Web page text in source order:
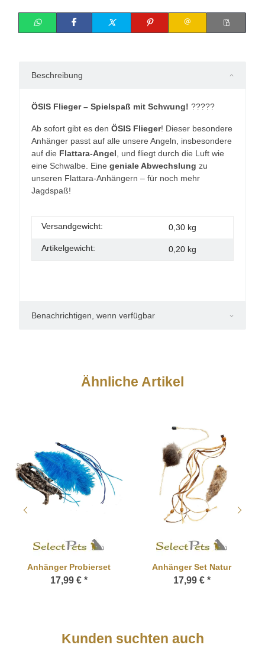
Beschreibung
ÖSIS Flieger – Spielspaß mit Schwung! ?????
Ab sofort gibt es den ÖSIS Flieger! Dieser besondere
Anhänger passt auf alle unsere Angeln, insbesondere
auf die Flattara-Angel , und fliegt durch die Luft wie
eine Schwalbe. Eine geniale Abwechslung zu
unseren Flattara-Anhängern – für noch mehr
Jagdspaß!
Versandgewicht: 0,30 kg
Artikelgewicht: 0,20 kg
Benachrichtigen, wenn verfügbar
Ähnliche Artikel
Anhänger Probierset
17,99 € *
Anhänger Set Natur
17,99 € *
Kunden suchten auch